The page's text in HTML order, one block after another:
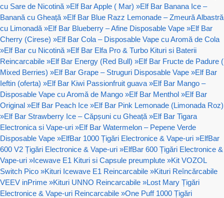
cu Sare de Nicotină »Elf Bar Apple ( Mar) »Elf Bar Banana Ice –
Banană cu Gheață »Elf Bar Blue Razz Lemonade – Zmeură Albastră
cu Limonadă »Elf Bar Blueberry – Afine Disposable Vape »Elf Bar
Cherry (Cirese) »Elf Bar Cola – Disposable Vape cu Aromă de Cola
»Elf Bar cu Nicotină »Elf Bar Elfa Pro & Turbo Kituri si Baterii
Reincarcabile »Elf Bar Energy (Red Bull) »Elf Bar Fructe de Padure (
Mixed Berries) »Elf Bar Grape – Struguri Disposable Vape »Elf Bar
Ieftin (oferta) »Elf Bar Kiwi Passionfruit guava »Elf Bar Mango –
Disposable Vape cu Aromă de Mango »Elf Bar Menthol »Elf Bar
Original »Elf Bar Peach Ice »Elf Bar Pink Lemonade (Limonada Roz)
»Elf Bar Strawberry Ice – Căpșuni cu Gheață »Elf Bar Tigara
Electronica si Vape-uri »Elf Bar Watermelon – Pepene Verde
Disposable Vape »ElfBar 1000 Țigări Electronice & Vape-uri »ElfBar
600 V2 Țigări Electronice & Vape-uri »ElfBar 600 Țigări Electronice &
Vape-uri »Icewave E1 Kituri si Capsule preumplute »Kit VOZOL
Switch Pico »Kituri Icewave E1 Reincarcabile »Kituri Reîncărcabile
VEEV inPrime »Kituri UNNO Reincarcabile »Lost Mary Țigări
Electronice & Vape-uri Reincarcabile »One Puff 1000 Țigări